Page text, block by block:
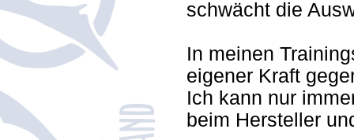
schwächt die
In meinen
eigener Kraft
Ich kann nur
beim Hersteller